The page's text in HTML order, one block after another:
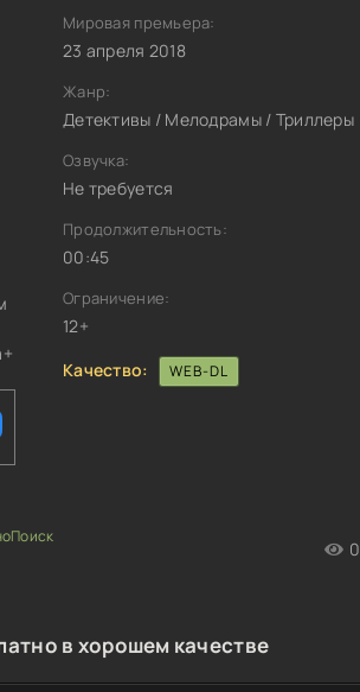
0
Мировая премьера:
23 апреля 2018
Жанр:
Детективы / Мелодрамы / Триллеры
Озвучка:
Не требуется
Продолжительность:
00:45
Ограничение:
12+
Качество:
WEB-DL
в хорошем качестве